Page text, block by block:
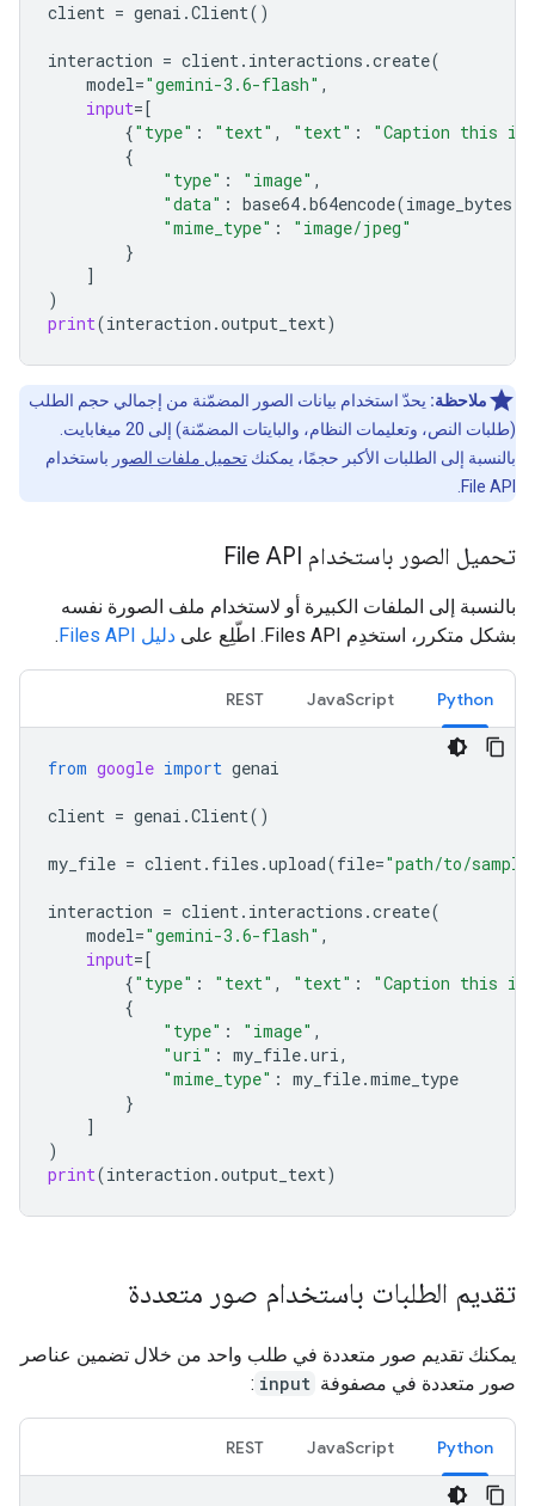
client = genai .Client()
interaction = client. interactions .create(
model="gemini-3.6-flash" ,
input=[
{"type" : "text" , "text" :
"Caption this
{
"type" : "image" ,
"data" : base64.b64encode(image_bytes
"mime_type" :
"image/jpeg"
}
]
)
print(interaction .output_text)
ملاحظة: يحدّ استخدام بيانات الصور المضمّنة من إجمالي حجم الطلب
(طلبات النص، وتعليمات النظام، والبايتات المضمّنة) إلى 20 ميغابايت.
بالنسبة إلى الطلبات الأكبر حجمًا، يمكنك تحميل ملفات الصور باستخدام
File API.
تحميل الصور باستخدام File API
بالنسبة إلى الملفات الكبيرة أو لاستخدام ملف الصورة نفسه
بشكل متكرر، استخدِم Files API. اطّلِع على
دليل Files API .
Python
JavaScript
REST
from google import genai
client = genai .Client()
my_file = client. files .upload(file="path/to/
interaction = client. interactions .create(
model="gemini-3.6-flash" ,
input=[
{"type" : "text" , "text" :
"Caption this
{
"type" : "image" ,
"uri" : my_file.uri,
"mime_type" : my_file.mime_type
}
]
)
print(interaction .output_text)
تقديم الطلبات باستخدام صور متعددة
يمكنك تقديم صور متعددة في طلب واحد من خلال تضمين عناصر
صور متعددة في مصفوفة input
:
Python
JavaScript
REST